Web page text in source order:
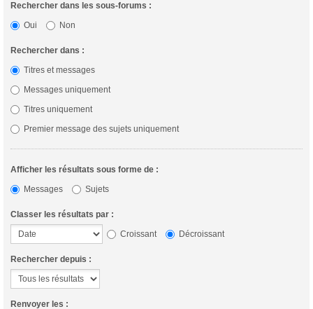
Rechercher dans les sous-forums :
Oui
Non
Rechercher dans :
Titres et messages
Messages uniquement
Titres uniquement
Premier message des sujets uniquement
Afficher les résultats sous forme de :
Messages
Sujets
Classer les résultats par :
Croissant
Décroissant
Rechercher depuis :
Renvoyer les :